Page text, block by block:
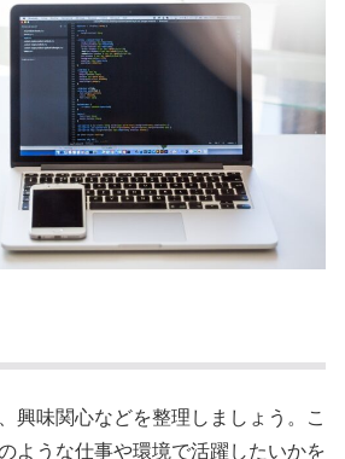
興味関心などを整理しましょう。こ
ような仕事や環境で活躍したいかを